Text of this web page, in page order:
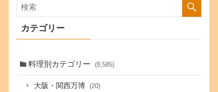
カテゴリー
料理別カテゴリー (8,585)
大阪・関西万博 (20)